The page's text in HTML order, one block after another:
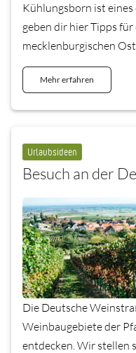
Kühlungsborn ist
geben dir hier Tipps
mecklenburgischen
Mehr erfahren
Urlaubsideen
Besuch an der
Die Deutsche
Weinbaugebiete der
entdecken. Wir stellen